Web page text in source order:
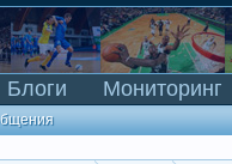
Блоги Мониторинг